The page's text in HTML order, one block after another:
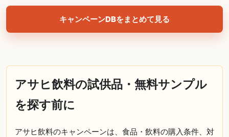
キャンペーンDBをまとめて見る
アサヒ飲料の試供品・無料サンプル
を探す前に
アサヒ飲料のキャンペーンは、食品・飲料の購入条件、対